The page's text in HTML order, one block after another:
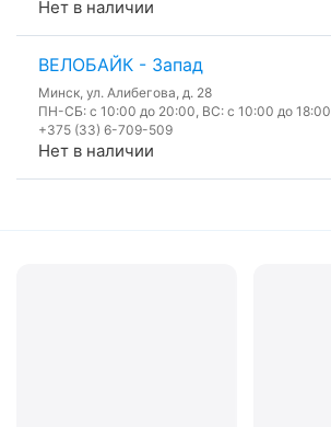
Нет в наличии
ВЕЛОБАЙК - Запад
Минск, ул. Алибегова, д. 28
ПН-СБ: с 10:00 до 20:00, ВС: с 10:00 до 18:00
+375 (33) 6-709-509
Нет в наличии